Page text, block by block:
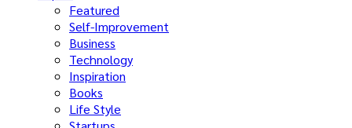
Featured
Self-Improvement
Business
Technology
Inspiration
Books
Life Style